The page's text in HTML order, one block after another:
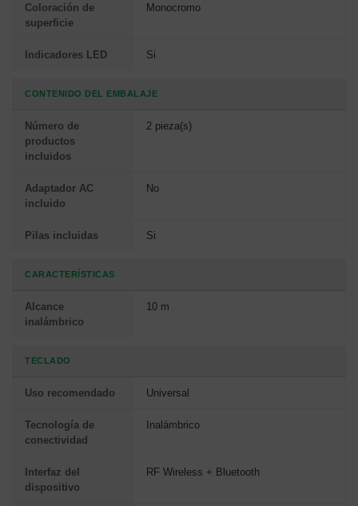
Coloración de
superficie
Monocromo
Indicadores LED Si
CONTENIDO DEL EMBALAJE
Número de
productos
incluidos
2 pieza(s)
Adaptador AC
incluido
No
Pilas incluidas Si
CARACTERÍSTICAS
Alcance
inalámbrico
10 m
TECLADO
Uso recomendado Universal
Tecnología de
conectividad
Inalámbrico
Interfaz del
dispositivo
RF Wireless + Bluetooth